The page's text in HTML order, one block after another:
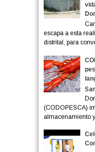
escapa a esta
distrital, para
(CODOPESCA)
almacenamiento